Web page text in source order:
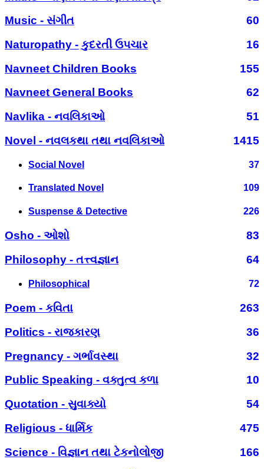
Music - સંગીત
60
Naturopathy - કુદરતી ઉપચાર
16
Navneet Children Books
155
Navneet General Books
62
Navlika - નવલિકાઓ
51
Novel - નવલકથા તથા નવલિકાઓ
1415
Social Novel 37
Translated Novel 109
Suspense & Detective 226
Osho - ઓશો
83
Philosophy - તત્ત્વજ્ઞાન
64
Philosophical 72
Poem - કવિતા
263
Politics - રાજકારણ
36
Pregnancy - ગર્ભાવસ્થા
32
Public Speaking - વક્તુત્વ કળા
10
Quotation - સુવાક્યો
54
Religious - ધાર્મિક
475
Science - વિજ્ઞાન તથા ટેકનોલોજી
166